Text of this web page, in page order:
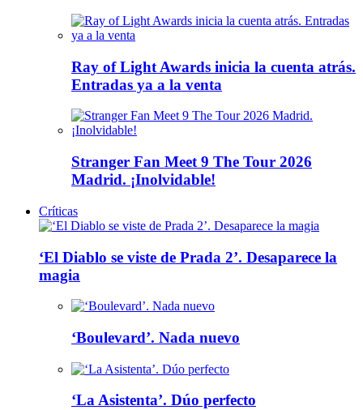
Ray of Light Awards inicia la cuenta atrás.
Entradas ya a la venta
Stranger Fan Meet 9 The Tour 2026
Madrid. ¡Inolvidable!
Críticas
‘El Diablo se viste de Prada 2’. Desaparece la
magia
‘Boulevard’. Nada nuevo
‘La Asistenta’. Dúo perfecto